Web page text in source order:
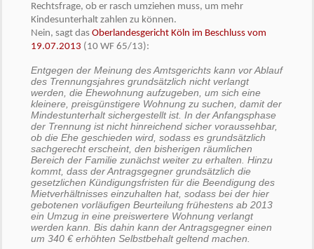
Rechtsfrage, ob er rasch umziehen muss, um mehr
Kindesunterhalt zahlen zu können.
Nein, sagt das Oberlandesgericht Köln im Beschluss vom
19.07.2013 (10 WF 65/13):
Entgegen der Meinung des Amtsgerichts kann vor Ablauf
des Trennungsjahres grundsätzlich nicht verlangt
werden, die Ehewohnung aufzugeben, um sich eine
kleinere, preisgünstigere Wohnung zu suchen, damit der
Mindestunterhalt sichergestellt ist. In der Anfangsphase
der Trennung ist nicht hinreichend sicher voraussehbar,
ob die Ehe geschieden wird, sodass es grundsätzlich
sachgerecht erscheint, den bisherigen räumlichen
Bereich der Familie zunächst weiter zu erhalten. Hinzu
kommt, dass der Antragsgegner grundsätzlich die
gesetzlichen Kündigungsfristen für die Beendigung des
Mietverhältnisses einzuhalten hat, sodass bei der hier
gebotenen vorläufigen Beurteilung frühestens ab 2013
ein Umzug in eine preiswertere Wohnung verlangt
werden kann. Bis dahin kann der Antragsgegner einen
um 340 € erhöhten Selbstbehalt geltend machen.